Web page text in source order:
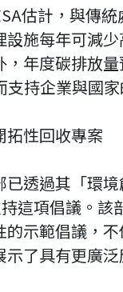
估計，與傳統
設施每年可減
，年度碳排放
支持企業與國家
拓性回收專案
已透過其「環
這項倡議。該
的示範倡議，
示了具有更廣